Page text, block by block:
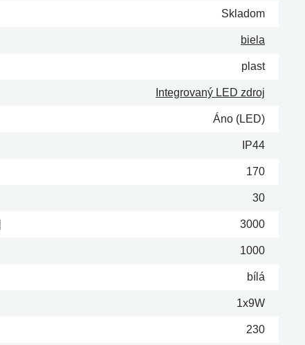
Skladom
biela
plast
Integrovaný LED zdroj
Áno (LED)
IP44
170
30
3000
1000
bílá
1x9W
230